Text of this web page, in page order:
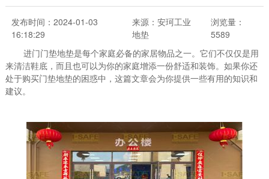
发布时间：2024-01-03
16:18:29
来源：安珂工业
地垫
浏览量：
5589
进门门垫地垫是每个家庭必备的家居物品之一。它们不仅仅是用
来清洁鞋底，而且也可以为你的家庭增添一份舒适和装饰。如果你还
处于购买门垫地垫的困惑中，这篇文章会为你提供一些有用的知识和
建议。